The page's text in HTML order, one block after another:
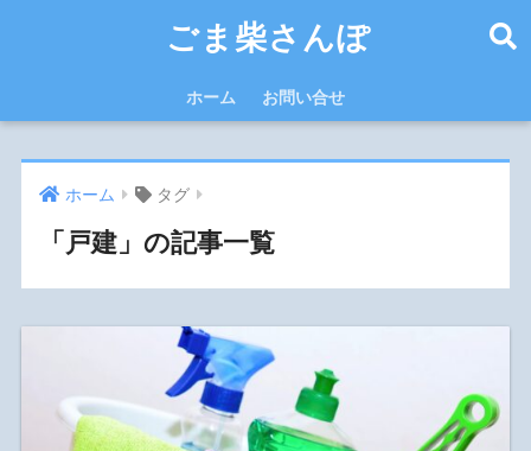
ごま柴さんぽ
ホーム お問い合せ
ホーム タグ
「戸建」の記事一覧